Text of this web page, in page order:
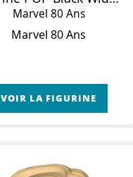
Marvel 80 Ans
Marvel 80 Ans
VOIR LA FIGURINE